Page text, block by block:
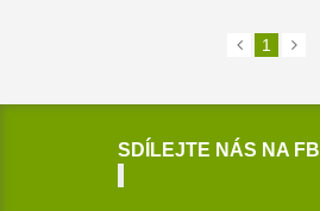
1
SDÍLEJTE NÁS NA FB